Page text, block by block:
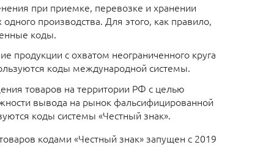
при приемке, перевозке и хранении
производства. Для этого, как правило,
коды.
продукции с охватом неограниченного круга
коды международной системы.
товаров на территории РФ с целью
вывода на рынок фальсифицированной
коды системы «Честный знак».
кодами «Честный знак» запущен с 2019